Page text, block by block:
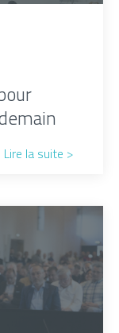
Lire la suite >